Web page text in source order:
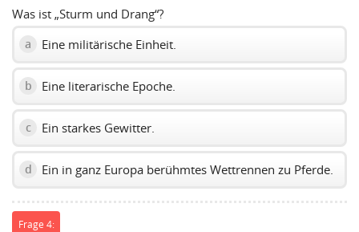
Was ist „Sturm und Drang“?
a Eine militärische Einheit.
b Eine literarische Epoche.
c Ein starkes Gewitter.
d Ein in ganz Europa berühmtes Wettrennen zu Pferde.
Frage 4: